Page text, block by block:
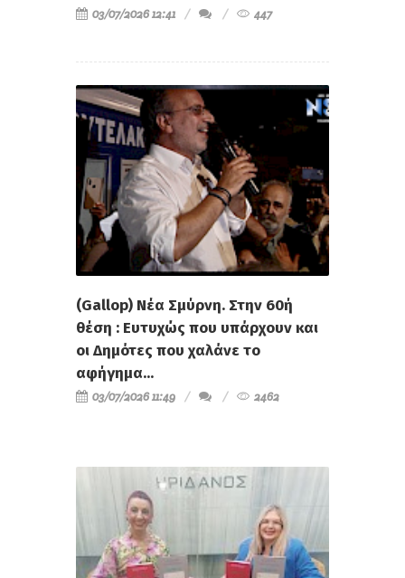
03/07/2026 12:41 447
(Gallop) Νέα Σμύρνη. Στην 60ή
θέση : Ευτυχώς που υπάρχουν και
οι Δημότες που χαλάνε το
αφήγημα...
03/07/2026 11:49 2462